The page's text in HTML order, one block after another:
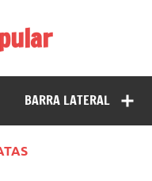
verdaderas.
BARRA LATERAL